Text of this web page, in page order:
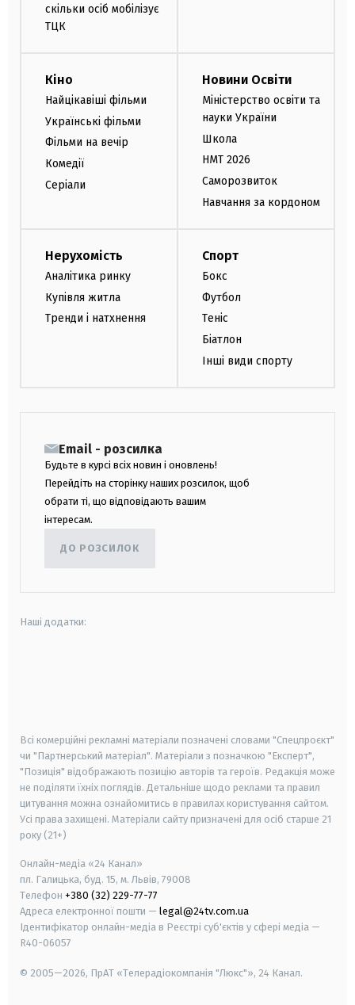
скільки осіб мобілізує
ТЦК
Кіно
Найцікавіші фільми
Українські фільми
Фільми на вечір
Комедії
Серіали
Новини Освіти
Міністерство освіти та
науки України
Школа
НМТ 2026
Саморозвиток
Навчання за кордоном
Нерухомість
Аналітика ринку
Купівля житла
Тренди і натхнення
Спорт
Бокс
Футбол
Теніс
Біатлон
Інші види спорту
Email - розсилка
Будьте в курсі всіх новин і оновлень!
Перейдіть на сторінку наших розсилок, щоб
обрати ті, що відповідають вашим
інтересам.
ДО РОЗСИЛОК
Наші додатки:
Всі комерційні рекламні матеріали позначені словами "Спецпроєкт"
чи "Партнерський матеріал". Матеріали з позначкою "Експерт",
"Позиція" відображають позицію авторів та героїв. Редакція може
не поділяти їхніх поглядів. Детальніше щодо реклами та правил
цитування можна ознайомитись в правилах користування сайтом.
Усі права захищені. Матеріали сайту призначені для осіб старше 21
року (21+)
Онлайн-медіа «24 Канал»
пл. Галицька, буд. 15, м. Львів, 79008
Телефон +380 (32) 229-77-77
Адреса електронної пошти — legal@24tv.com.ua
Ідентифікатор онлайн-медіа в Реєстрі суб'єктів у сфері медіа —
R40-06057
© 2005—2026, ПрАТ «Телерадіокомпанія "Люкс"», 24 Канал.